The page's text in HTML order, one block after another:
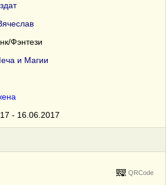
Фэнтези
и Магии
- 16.06.2017
QRCode